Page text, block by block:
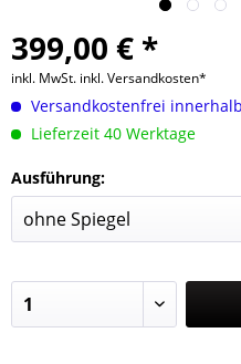
399,00 € *
inkl. MwSt. inkl. Versandkosten*
Versandkostenfrei
Lieferzeit 40 Werktage
Ausführung: